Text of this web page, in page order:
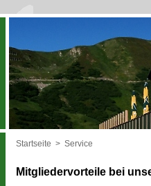
Startseite > Service
Mitgliedervorteile bei